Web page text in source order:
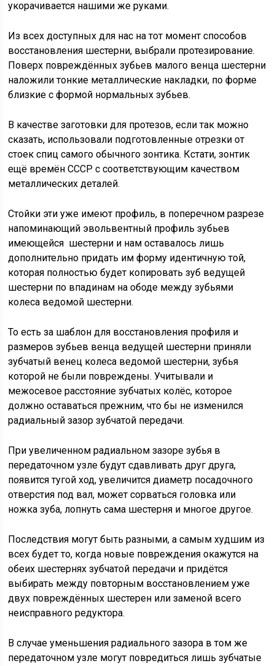
укорачивается нашими же руками.
Из всех доступных для нас на тот момент способов
восстановления шестерни, выбрали протезирование.
Поверх повреждённых зубьев малого венца шестерни
наложили тонкие металлические накладки, по форме
близкие с формой нормальных зубьев.
В качестве заготовки для протезов, если так можно
сказать, использовали подготовленные отрезки от
стоек спиц самого обычного зонтика. Кстати, зонтик
ещё времён СССР с соответствующим качеством
металлических деталей.
Стойки эти уже имеют профиль, в поперечном разрезе
напоминающий эвольвентный профиль зубьев
имеющейся шестерни и нам оставалось лишь
дополнительно придать им форму идентичную той,
которая полностью будет копировать зуб ведущей
шестерни по впадинам на ободе между зубьями
колеса ведомой шестерни.
То есть за шаблон для восстановления профиля и
размеров зубьев венца ведущей шестерни приняли
зубчатый венец колеса ведомой шестерни, зубья
которой не были повреждены. Учитывали и
межосевое расстояние зубчатых колёс, которое
должно оставаться прежним, что бы не изменился
радиальный зазор зубчатой передачи.
При увеличенном радиальном зазоре зубья в
передаточном узле будут сдавливать друг друга,
появится тугой ход, увеличится диаметр посадочного
отверстия под вал, может сорваться головка или
ножка зуба, лопнуть сама шестерня и многое другое.
Последствия могут быть разными, а самым худшим из
всех будет то, когда новые повреждения окажутся на
обеих шестернях зубчатой передачи и придётся
выбирать между повторным восстановлением уже
двух повреждённых шестерен или заменой всего
неисправного редуктора.
В случае уменьшения радиального зазора в том же
передаточном узле могут повредиться лишь зубчатые